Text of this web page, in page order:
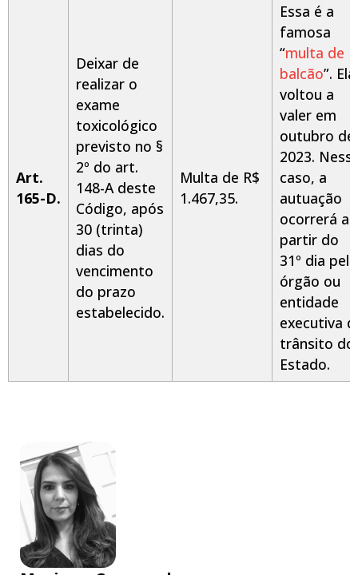
Art.
165-D.
Deixar de
realizar o
exame
toxicológico
previsto no §
2º do art.
148-A deste
Código, após
30 (trinta)
dias do
vencimento
do prazo
estabelecido.
Multa de R$
1.467,35.
Essa é a
famosa
“multa de
balcão”. Ela
voltou a
valer em
outubro de
2023.
caso, a
autuação
ocorrerá a
partir do
31º dia pelo
órgão ou
entidade
executiva
trânsito do
Estado.